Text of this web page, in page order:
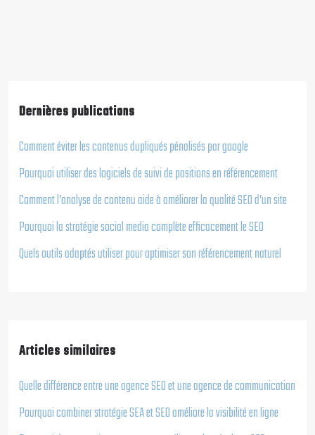
Dernières publications
Comment éviter les contenus dupliqués pénalisés par google
Pourquoi utiliser des logiciels de suivi de positions en référencement
Comment l’analyse de contenu aide à améliorer la qualité SEO d’un site
Pourquoi la stratégie social media complète efficacement le SEO
Quels outils adaptés utiliser pour optimiser son référencement naturel
Articles similaires
Quelle différence entre une agence SEO et une agence de communication
Pourquoi combiner stratégie SEA et SEO améliore la visibilité en ligne